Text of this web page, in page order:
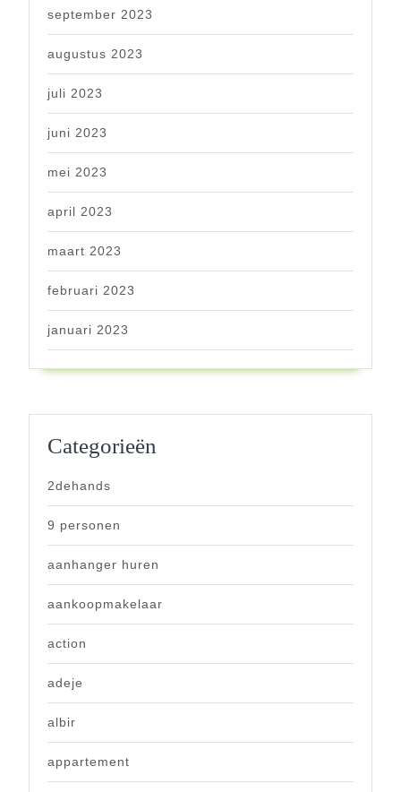
september 2023
augustus 2023
juli 2023
juni 2023
mei 2023
april 2023
maart 2023
februari 2023
januari 2023
Categorieën
2dehands
9 personen
aanhanger huren
aankoopmakelaar
action
adeje
albir
appartement